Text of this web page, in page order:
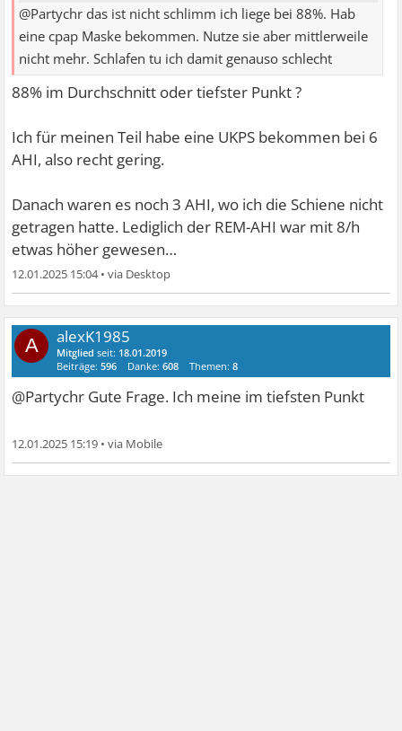
@Partychr das ist nicht schlimm ich liege bei 88%. Hab
eine cpap Maske bekommen. Nutze sie aber mittlerweile
nicht mehr. Schlafen tu ich damit genauso schlecht
88% im Durchschnitt oder tiefster Punkt ?
Ich für meinen Teil habe eine UKPS bekommen bei 6
AHI, also recht gering.
Danach waren es noch 3 AHI, wo ich die Schiene nicht
getragen hatte. Lediglich der REM-AHI war mit 8/h
etwas höher gewesen…
12.01.2025 15:04•
A alexK1985
Mitglied seit: 18.01.2019
Beiträge:596 Danke:608 Themen:8
@Partychr Gute Frage. Ich meine im tiefsten Punkt
12.01.2025 15:19 •